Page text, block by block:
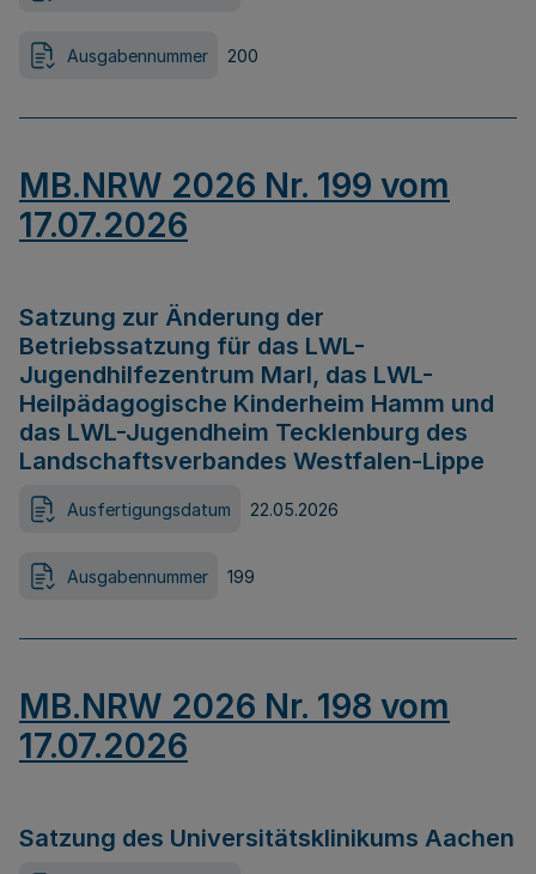
Ausgabennummer 200
MB.NRW 2026 Nr. 199 vom
17.07.2026
Satzung zur Änderung der
Betriebssatzung für das LWL-
Jugendhilfezentrum Marl, das LWL-
Heilpädagogische Kinderheim Hamm und
das LWL-Jugendheim Tecklenburg des
Landschaftsverbandes Westfalen-Lippe
Ausfertigungsdatum 22.05.2026
Ausgabennummer 199
MB.NRW 2026 Nr. 198 vom
17.07.2026
Satzung des Universitätsklinikums Aachen